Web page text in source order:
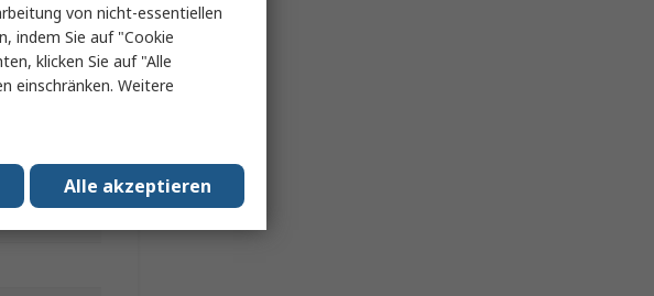
von nicht-essentiellen
indem Sie auf "Cookie
klicken Sie auf "Alle
einschränken. Weitere
Alle akzeptieren